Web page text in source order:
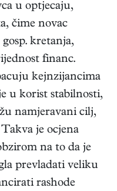
u optjecaju,
čime novac
kretanja,
financ.
kejnzijancima
u korist stabilnosti,
namjeravani cilj,
je ocjena
na to da je
prevladati veliku
rashode